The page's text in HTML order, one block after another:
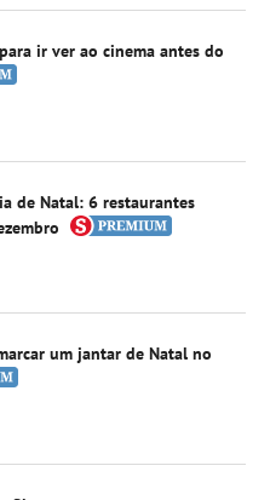
ir ver ao cinema antes do
de Natal: 6 restaurantes
um jantar de Natal no